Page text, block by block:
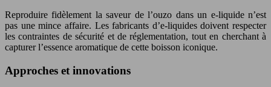
Reproduire fidèlement la saveur de l’ouzo dans un e-liquide n’est
pas une mince affaire. Les fabricants d’e-liquides doivent respecter
les contraintes de sécurité et de réglementation, tout en cherchant à
capturer l’essence aromatique de cette boisson iconique.
Approches et innovations